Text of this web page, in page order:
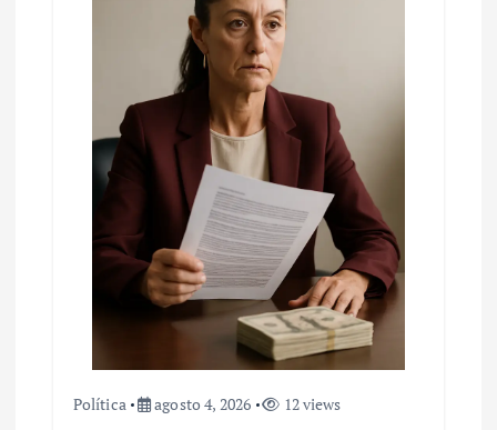
Política agosto 4, 2026 12 views